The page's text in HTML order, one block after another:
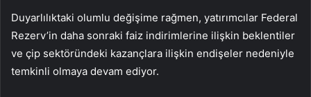
Duyarlılıktaki olumlu değişime rağmen, yatırımcılar Federal
Rezerv’in daha sonraki faiz indirimlerine ilişkin beklentiler
ve çip sektöründeki kazançlara ilişkin endişeler nedeniyle
temkinli olmaya devam ediyor.